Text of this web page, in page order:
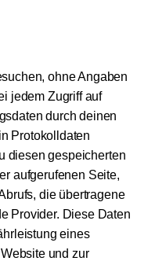
ohne Angaben
jedem Zugriff auf
durch deinen
Protokolldaten
diesen gespeicherten
aufgerufenen Seite,
die übertragene
Provider. Diese Daten
eines
und zur